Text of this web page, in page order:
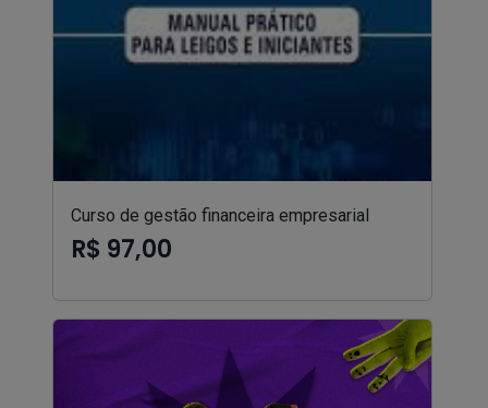
Curso de gestão financeira empresarial
R$ 97,00